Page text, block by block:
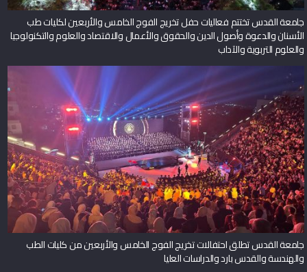
جامعة القدس تختتم فعاليات حفل تخريج الفوج الخامس والأربعين لكليات طب
الأسنان والدعوة وأصول الدين والحقوق والأعمال والاقتصاد والعلوم والتكنولوجيا
والعلوم التربوية والآداب
جامعة القدس تطلق احتفالات تخريج الفوج الخامس والأربعين من كليات الطب
والهندسة والقدس بارد والدراسات العليا